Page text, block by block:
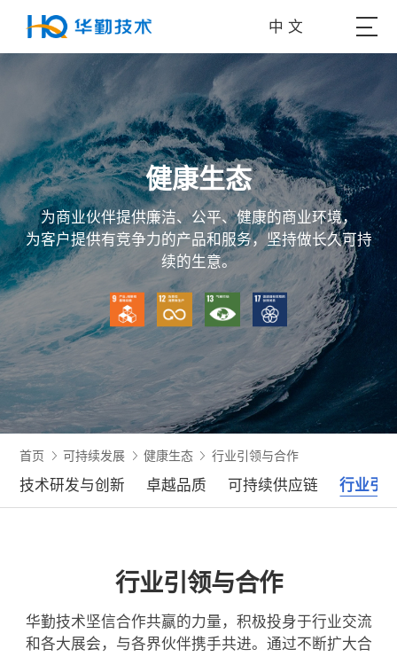
中 文
健康生态
为商业伙伴提供廉洁、公平、健康的商业环境，
为客户提供有竞争力的产品和服务，坚持做长久可持
续的生意。
技术研发与创新 卓越品质 可持续供应链 行业引
首页 可持续发展 健康生态 行业引领与合作
行业引领与合作
华勤技术坚信合作共赢的力量，积极投身于行业交流
和各大展会，与各界伙伴携手共进。通过不断扩大合